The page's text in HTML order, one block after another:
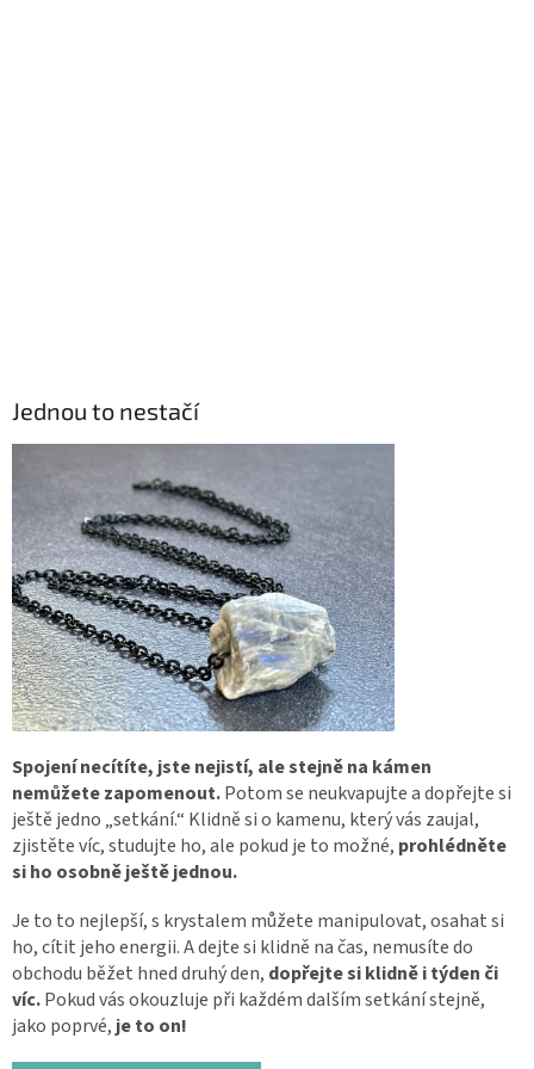
Jednou to nestačí
Spojení necítíte, jste nejistí, ale stejně na kámen
nemůžete zapomenout.Potom se neukvapujte a dopřejte si
ještě jedno „setkání.“ Klidně si o kamenu, který vás zaujal,
zjistěte víc, studujte ho, ale pokud je to možné, prohlédněte
si ho osobně ještě jednou.
Je to to nejlepší, s krystalem můžete manipulovat, osahat si
ho, cítit jeho energii. A dejte si klidně na čas, nemusíte do
obchodu běžet hned druhý den, dopřejte si klidně i týden či
víc.Pokud vás okouzluje při každém dalším setkání stejně,
jako poprvé, je to on!